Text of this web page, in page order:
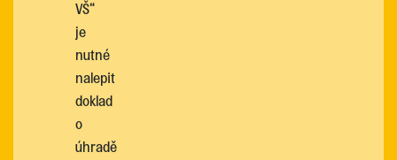
VŠ“
je
nutné
nalepit
doklad
o
úhradě